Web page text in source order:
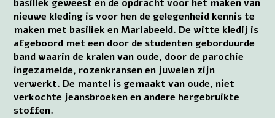
basiliek geweest en de opdracht voor het maken van
nieuwe kleding is voor hen de gelegenheid kennis te
maken met basiliek en Mariabeeld. De witte kledij is
afgeboord met een door de studenten geborduurde
band waarin de kralen van oude, door de parochie
ingezamelde, rozenkransen en juwelen zijn
verwerkt. De mantel is gemaakt van oude, niet
verkochte jeansbroeken en andere hergebruikte
stoffen.